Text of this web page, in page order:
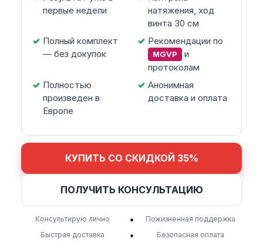
первые недели
натяжения, ход
винта 30 см
Полный комплект
— без докупок
Рекомендации по
MGVP
и
протоколам
Полностью
произведен в
Европе
Анонимная
доставка и оплата
КУПИТЬ СО СКИДКОЙ 35%
ПОЛУЧИТЬ КОНСУЛЬТАЦИЮ
Консультирую лично •
Пожизненная поддержка
Быстрая доставка
• Безопасная оплата